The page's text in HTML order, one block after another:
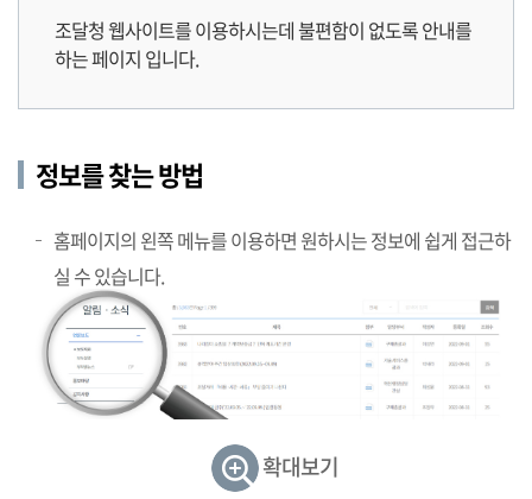
조달청 웹사이트를 이용하시는데 불편함이 없도록 안내를
하는 페이지 입니다.
정보를 찾는 방법
홈페이지의 왼쪽 메뉴를 이용하면 원하시는 정보에 쉽게 접근하
실 수 있습니다.
확대보기